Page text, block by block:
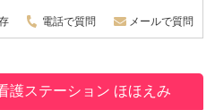
電話で質問 メールで質問
護ステーション ほほえみ